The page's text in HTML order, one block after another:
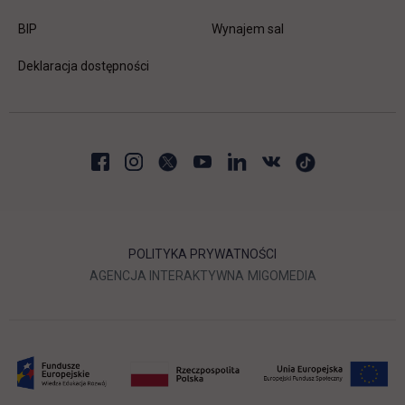
BIP
Deklaracja dostępności
Wynajem sal
POLITYKA PRYWATNOŚCI
AGENCJA INTERAKTYWNA LINK OTWIERA SIĘ W
MIGOMEDIA